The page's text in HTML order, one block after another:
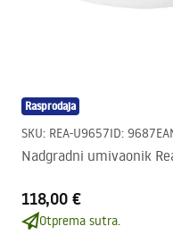
Rasprodaja
SKU: REA-U9657ID: 9687
Nadgradni umivaonik
118,00 €
Otprema sutra.